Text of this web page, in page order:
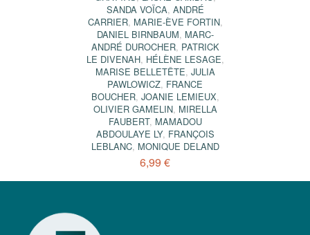
SANDA VOÏCA, ANDRÉ
CARRIER, MARIE-ÈVE FORTIN,
DANIEL BIRNBAUM, MARC-
ANDRÉ DUROCHER, PATRICK
LE DIVENAH, HÉLÈNE LESAGE,
MARISE BELLETÊTE, JULIA
PAWLOWICZ, FRANCE
BOUCHER, JOANIE LEMIEUX,
OLIVIER GAMELIN, MIRELLA
FAUBERT, MAMADOU
ABDOULAYE LY, FRANÇOIS
LEBLANC, MONIQUE DELAND
6,99 €